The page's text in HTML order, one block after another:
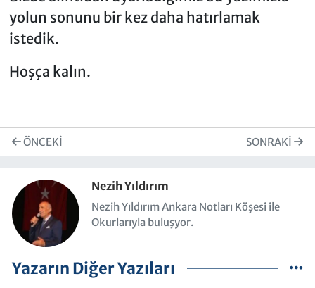
yolun sonunu bir kez daha hatırlamak
istedik.
Hoşça kalın.
ÖNCEKI SONRAKI
Nezih Yıldırım
Nezih Yıldırım Ankara Notları Köşesi ile
Okurlarıyla buluşyor.
Yazarın Diğer Yazıları